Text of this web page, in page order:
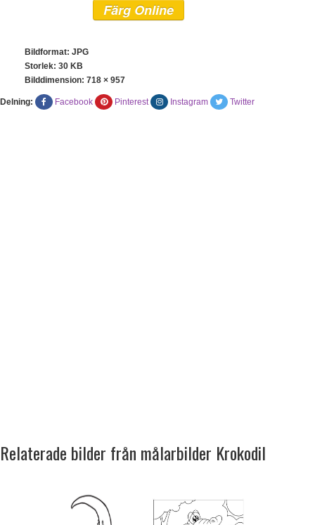
Färg Online
Bildformat: JPG
Storlek: 30 KB
Bilddimension: 718 × 957
Delning: Facebook Pinterest Instagram Twitter
Relaterade bilder från målarbilder Krokodil